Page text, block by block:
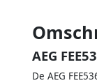
AEG
De AEG